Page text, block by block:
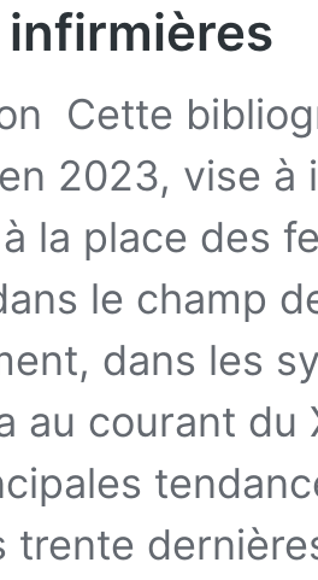
infirmières
Cette
2023, vise à
la place des
le champ
dans les
au courant
trente